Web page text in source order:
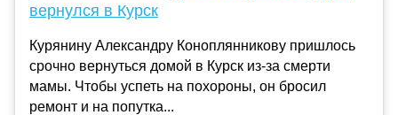
вернулся в Курск
Курянину Александру Коноплянникову пришлось
срочно вернуться домой в Курск из-за смерти
мамы. Чтобы успеть на похороны, он бросил
ремонт и на попутка...